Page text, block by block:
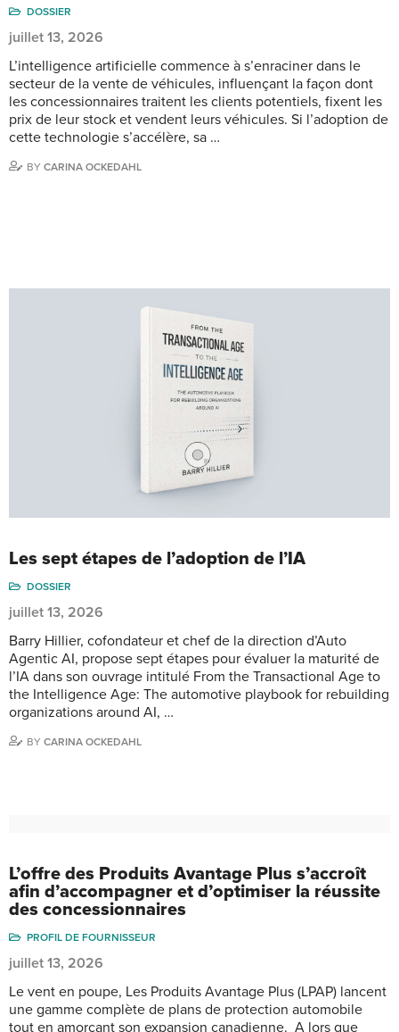
DOSSIER
juillet 13, 2026
L’intelligence artificielle commence à s’enraciner dans le
secteur de la vente de véhicules, influençant la façon dont
les concessionnaires traitent les clients potentiels, fixent les
prix de leur stock et vendent leurs véhicules. Si l’adoption de
cette technologie s’accélère, sa …
BY CARINA OCKEDAHL
Les sept étapes de l’adoption de l’IA
DOSSIER
juillet 13, 2026
Barry Hillier, cofondateur et chef de la direction d’Auto
Agentic AI, propose sept étapes pour évaluer la maturité de
l’IA dans son ouvrage intitulé From the Transactional Age to
the Intelligence Age: The automotive playbook for rebuilding
organizations around AI, …
BY CARINA OCKEDAHL
L’offre des Produits Avantage Plus s’accroît
afin d’accompagner et d’optimiser la réussite
des concessionnaires
PROFIL DE FOURNISSEUR
juillet 13, 2026
Le vent en poupe, Les Produits Avantage Plus (LPAP) lancent
une gamme complète de plans de protection automobile
tout en amorçant son expansion canadienne. A lors que